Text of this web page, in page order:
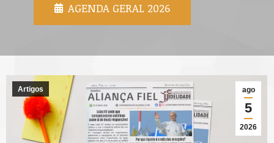
AGENDA GERAL 2026
ago
5
2026
Artigos